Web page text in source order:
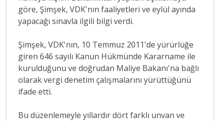
göre, Şimşek, VDK'nın faaliyetleri ve eylül ayında
yapacağı sınavla ilgili bilgi verdi.
Şimşek, VDK'nın, 10 Temmuz 2011'de yürürlüğe
giren 646 sayılı Kanun Hükmünde Kararname ile
kurulduğunu ve doğrudan Maliye Bakanı'na bağlı
olarak vergi denetim çalışmalarını yürüttüğünü
ifade etti.
Bu düzenlemeyle yıllardır dört farklı unvan ve